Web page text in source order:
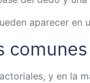
aparecer
y en la